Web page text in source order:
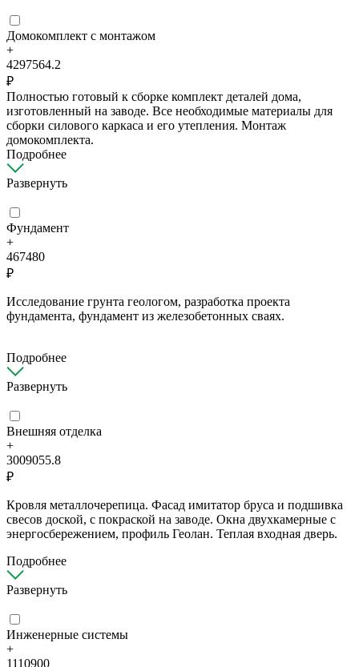
Домокомплект с монтажом
+
4297564.2
₽
Полностью готовый к сборке комплект деталей дома,
изготовленный на заводе. Все необходимые материалы для
сборки силового каркаса и его утепления. Монтаж
домокомплекта.
Подробнее
Развернуть
Фундамент
+
467480
₽
Исследование грунта геологом, разработка проекта
фундамента, фундамент из железобетонных сваях.
Подробнее
Развернуть
Внешняя отделка
+
3009055.8
₽
Кровля металлочерепица. Фасад имитатор бруса и подшивка
свесов доской, с покраской на заводе. Окна двухкамерные с
энергосбережением, профиль Геолан. Теплая входная дверь.
Подробнее
Развернуть
Инженерные системы
+
1110900